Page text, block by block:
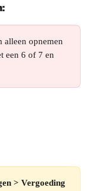
alleen opnemen
een 6 of 7 en
> Vergoeding